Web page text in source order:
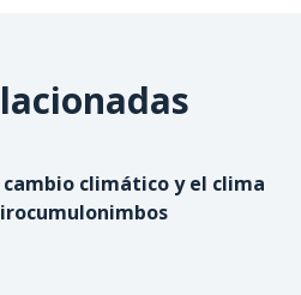
climático y el clima